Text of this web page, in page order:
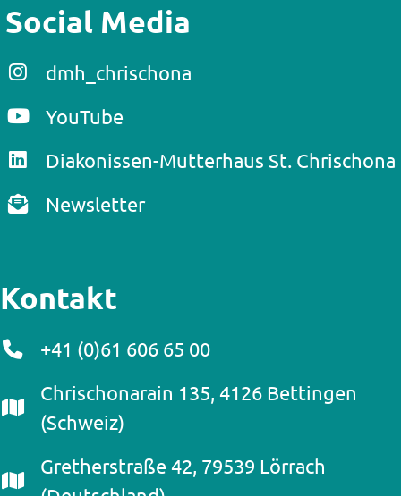
Social Media
dmh_chrischona
YouTube
Diakonissen-Mutterhaus St. Chrischona
Newsletter
Kontakt
+41 (0)61 606 65 00
Chrischonarain 135, 4126 Bettingen
(Schweiz)
Gretherstraße 42, 79539 Lörrach